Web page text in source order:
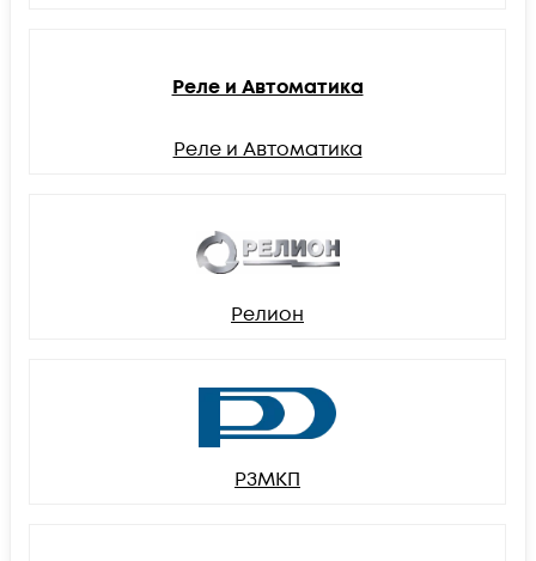
Реле и Автоматика
Реле и Автоматика
Релион
РЗМКП